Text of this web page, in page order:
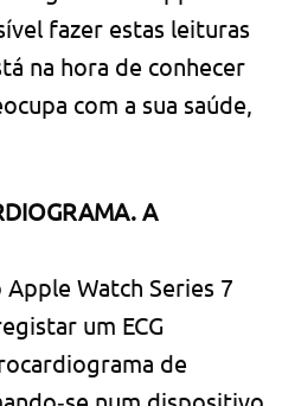
fazer estas leituras
na hora de conhecer
com a sua saúde,
A
Apple Watch Series 7
um ECG
de